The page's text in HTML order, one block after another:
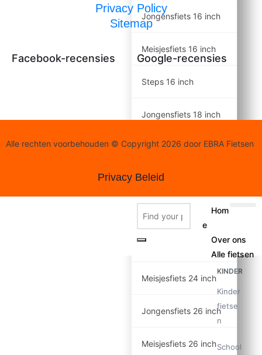
Jongensfiets 16 inch
Meisjesfiets 16 inch
Steps 16 inch
Jongensfiets 18 inch
Meisjesfiets 18 inch
Jongensfiets 20 inch
Meisjesfiets 20 inch
Jongensfiets 24 inch
Meisjesfiets 24 inch
Jongensfiets 26 inch
Meisjesfiets 26 inch
Privacy Policy
Sitemap
Facebook-recensies Google-recensies
Alle rechten voorbehouden © Copyright 2026 door EBRA Fietsen
Privacy Beleid
Hom
e
Over ons
Alle fietsen
KINDER
Kinder
fietse
n
School